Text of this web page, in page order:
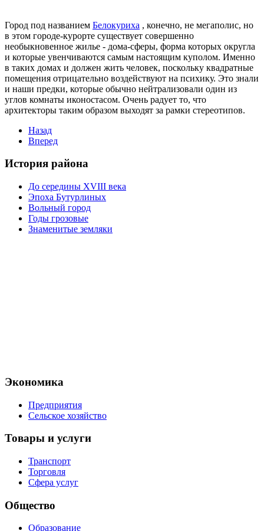
Город под названием Белокуриха , конечно, не мегаполис, но
в этом городе-курорте существует совершенно
необыкновенное жилье - дома-сферы, форма которых округла
и которые увенчиваются самым настоящим куполом. Именно
в таких домах и должен жить человек, поскольку квадратные
помещения отрицательно воздействуют на психику. Это знали
и наши предки, которые обычно нейтрализовали один из
углов комнаты иконостасом. Очень радует то, что
архитекторы таким образом выходят за рамки стереотипов.
Назад
Вперед
История района
До середины XVIII века
Эпоха Бутурлиных
Вольный город
Годы грозовые
Знаменитые земляки
Экономика
Предприятия
Сельское хозяйство
Товары и услуги
Транспорт
Торговля
Сфера услуг
Общество
Образование